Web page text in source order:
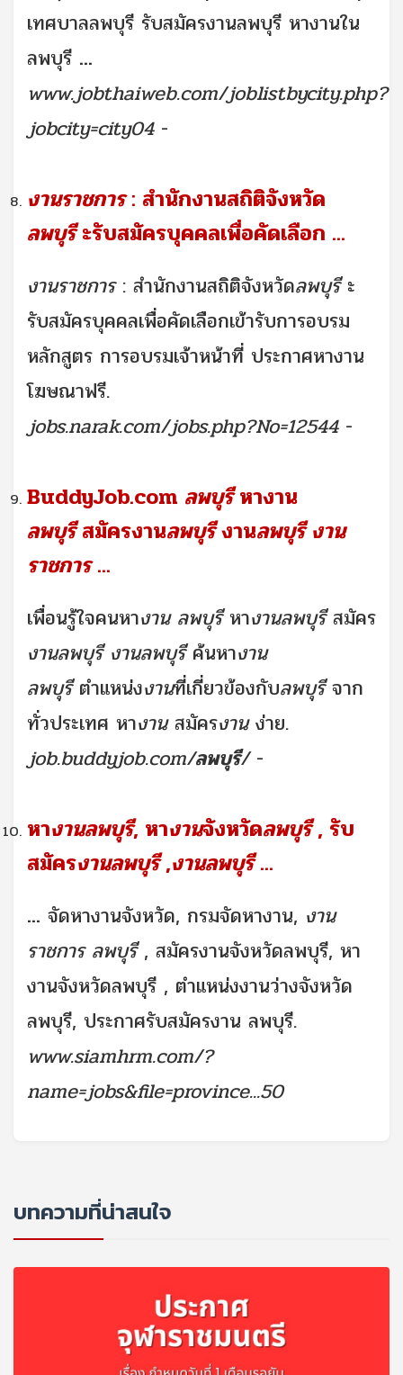
เทศบาลลพบุรี รับสมัครงานลพบุรี หางานใน
ลพบุรี ...
www.jobthaiweb.com/joblistbycity.php?
jobcity=city04-
งานราชการ: สำนักงานสถิติจังหวัด
ลพบุรีะรับสมัครบุคคลเพื่อคัดเลือก ...
งานราชการ: สำนักงานสถิติจังหวัดลพบุรีะ
รับสมัครบุคคลเพื่อคัดเลือกเข้ารับการอบรม
หลักสูตร การอบรมเจ้าหน้าที่ ประกาศหางาน
โฆษณาฟรี.
jobs.narak.com/jobs.php?No=12544-
BuddyJob.com ลพบุรีหางาน
ลพบุรีสมัครงานลพบุรีงานลพบุรี งาน
ราชการ ...
เพื่อนรู้ใจคนหางาน ลพบุรีหางานลพบุรีสมัคร
งานลพบุรี งานลพบุรีค้นหางาน
ลพบุรีตำแหน่งงานที่เกี่ยวข้องกับลพบุรีจาก
ทั่วประเทศ หางานสมัครงานง่าย.
job.buddyjob.com/ลพบุรี/-
หางานลพบุรี, หางานจังหวัดลพบุรี, รับ
สมัครงานลพบุรี,งานลพบุรี ...
... จัดหางานจังหวัด, กรมจัดหางาน, งาน
ราชการ ลพบุรี, สมัครงานจังหวัดลพบุรี, หา
งานจังหวัดลพบุรี , ตำแหน่งงานว่างจังหวัด
ลพบุรี, ประกาศรับสมัครงาน ลพบุรี.
www.siamhrm.com/?
name=jobs&file=province...50
บทความที่น่าสนใจ